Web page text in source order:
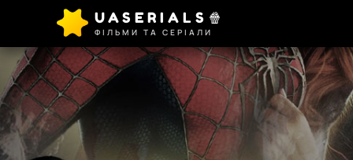
UASERIALS🍿
ФІЛЬМИ ТА СЕРІАЛИ